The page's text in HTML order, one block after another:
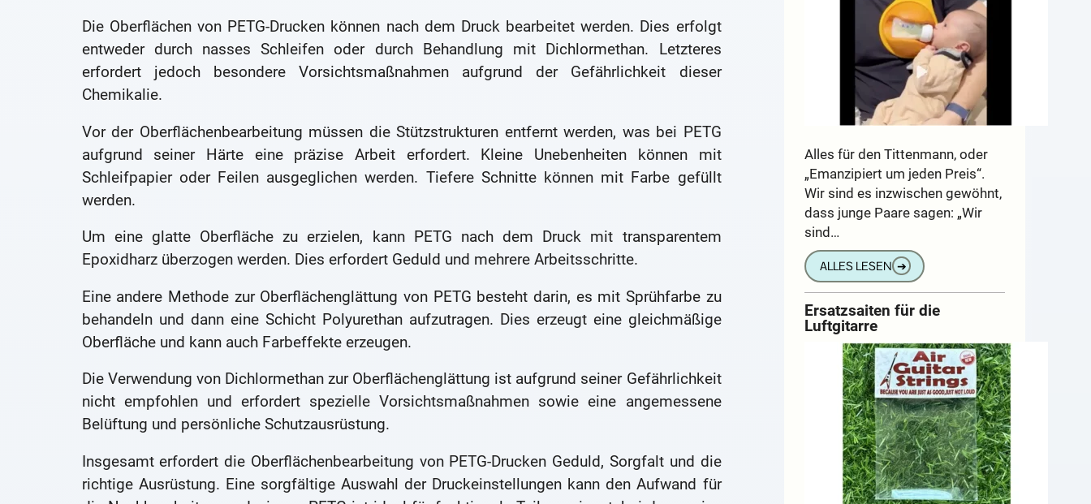
Die Oberflächen von PETG-Drucken können nach dem Druck bearbeitet werden. Dies erfolgt
entweder durch nasses Schleifen oder durch Behandlung mit Dichlormethan. Letzteres
erfordert jedoch besondere Vorsichtsmaßnahmen aufgrund der Gefährlichkeit dieser
Chemikalie.
Vor der Oberflächenbearbeitung müssen die Stützstrukturen entfernt werden, was bei PETG
aufgrund seiner Härte eine präzise Arbeit erfordert. Kleine Unebenheiten können mit
Schleifpapier oder Feilen ausgeglichen werden. Tiefere Schnitte können mit Farbe gefüllt
werden.
Um eine glatte Oberfläche zu erzielen, kann PETG nach dem Druck mit transparentem
Epoxidharz überzogen werden. Dies erfordert Geduld und mehrere Arbeitsschritte.
Eine andere Methode zur Oberflächenglättung von PETG besteht darin, es mit Sprühfarbe zu
behandeln und dann eine Schicht Polyurethan aufzutragen. Dies erzeugt eine gleichmäßige
Oberfläche und kann auch Farbeffekte erzeugen.
Die Verwendung von Dichlormethan zur Oberflächenglättung ist aufgrund seiner Gefährlichkeit
nicht empfohlen und erfordert spezielle Vorsichtsmaßnahmen sowie eine angemessene
Belüftung und persönliche Schutzausrüstung.
Insgesamt erfordert die Oberflächenbearbeitung von PETG-Drucken Geduld, Sorgfalt und die
richtige Ausrüstung. Eine sorgfältige Auswahl der Druckeinstellungen kann den Aufwand für
Alles für den Tittenmann, oder
„Emanzipiert um jeden Preis“.
Wir sind es inzwischen gewöhnt,
dass junge Paare sagen: „Wir
sind…
ALLES LESEN ➔
Ersatzsaiten für die
Luftgitarre